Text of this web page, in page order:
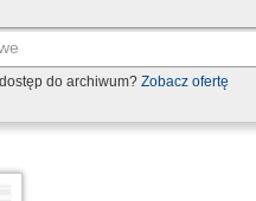
do archiwum? Zobacz ofertę